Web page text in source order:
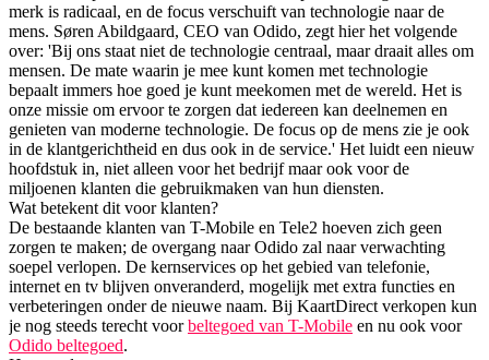
merk is radicaal, en de focus verschuift van technologie naar de
mens. Søren Abildgaard, CEO van Odido, zegt hier het volgende
over: 'Bij ons staat niet de technologie centraal, maar draait alles om
mensen. De mate waarin je mee kunt komen met technologie
bepaalt immers hoe goed je kunt meekomen met de wereld. Het is
onze missie om ervoor te zorgen dat iedereen kan deelnemen en
genieten van moderne technologie. De focus op de mens zie je ook
in de klantgerichtheid en dus ook in de service.' Het luidt een nieuw
hoofdstuk in, niet alleen voor het bedrijf maar ook voor de
miljoenen klanten die gebruikmaken van hun diensten.
Wat betekent dit voor klanten?
De bestaande klanten van T-Mobile en Tele2 hoeven zich geen
zorgen te maken; de overgang naar Odido zal naar verwachting
soepel verlopen. De kernservices op het gebied van telefonie,
internet en tv blijven onveranderd, mogelijk met extra functies en
verbeteringen onder de nieuwe naam. Bij KaartDirect verkopen kun
je nog steeds terecht voorbeltegoed van T-Mobile en nu ook voor
Odido beltegoed.